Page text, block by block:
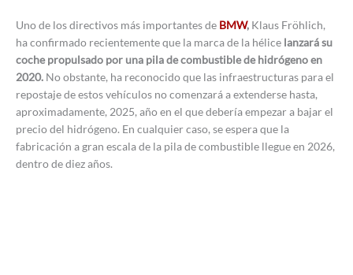
Uno de los directivos más importantes de BMW, Klaus Fröhlich,
ha confirmado recientemente que la marca de la hélice lanzará su
coche propulsado por una pila de combustible de hidrógeno en
2020. No obstante, ha reconocido que las infraestructuras para el
repostaje de estos vehículos no comenzará a extenderse hasta,
aproximadamente, 2025, año en el que debería empezar a bajar el
precio del hidrógeno. En cualquier caso, se espera que la
fabricación a gran escala de la pila de combustible llegue en 2026,
dentro de diez años.